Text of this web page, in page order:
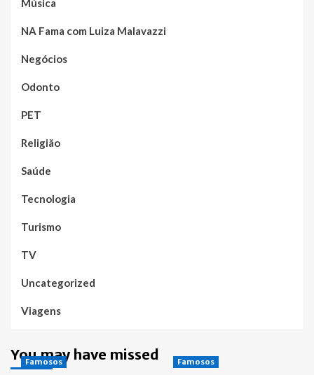
Música
NA Fama com Luiza Malavazzi
Negócios
Odonto
PET
Religião
Saúde
Tecnologia
Turismo
TV
Uncategorized
Viagens
You may have missed
Famosos Famosos